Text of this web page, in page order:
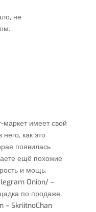
не
имеет свой
как это
появилась
ещё похожие
и мощь.
Onion/ –
по продаже,
– SkriitnoChan